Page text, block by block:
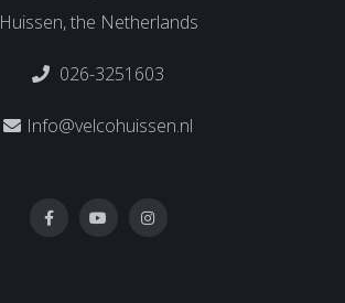
Huissen, the Netherlands
026-3251603
Info@velcohuissen.nl